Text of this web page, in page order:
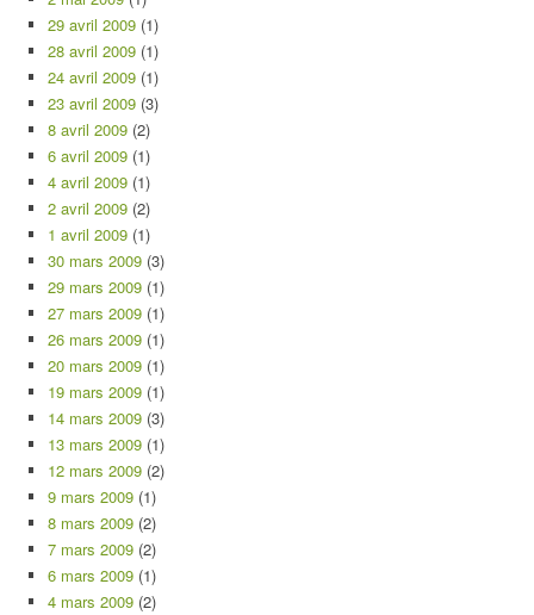
29 avril 2009 (1)
28 avril 2009 (1)
24 avril 2009 (1)
23 avril 2009 (3)
8 avril 2009 (2)
6 avril 2009 (1)
4 avril 2009 (1)
2 avril 2009 (2)
1 avril 2009 (1)
30 mars 2009 (3)
29 mars 2009 (1)
27 mars 2009 (1)
26 mars 2009 (1)
20 mars 2009 (1)
19 mars 2009 (1)
14 mars 2009 (3)
13 mars 2009 (1)
12 mars 2009 (2)
9 mars 2009 (1)
8 mars 2009 (2)
7 mars 2009 (2)
6 mars 2009 (1)
4 mars 2009 (2)